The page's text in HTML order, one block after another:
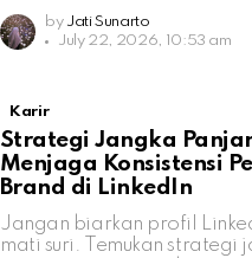
by Jati Sunarto
July 22, 2026, 10:53 am
Karir
Strategi Jangka
Menjaga Konsistensi
Brand di LinkedIn
Jangan biarkan profil
mati suri. Temukan strategi